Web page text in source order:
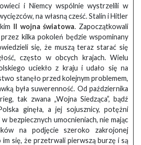
i Niemcy wspólnie wystrzelili w
na własną cześć. Stalin i Hitler
II wojna światowa. Zapoczątkowali
kilka pokoleń będzie wspominany
się, że muszą teraz starać się
często w obcych krajach. Wielu
uciekło z kraju i udało się na
stanęło przed kolejnym problemem,
była suwerenność. Od października
tak zwana „Wojna Siedząca”, bądź
ginęła, a jej sojusznicy, potężni
bezpiecznych umocnieniach, nie mając
na podjęcie szeroko zakrojonej
im się, że przetrwali pierwszą burzę i są